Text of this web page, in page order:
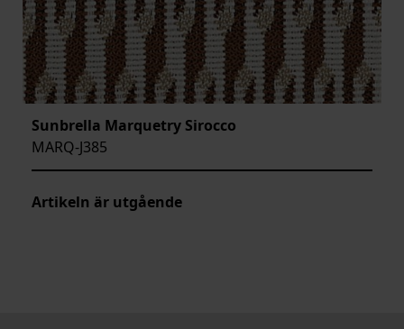
Sunbrella Marquetry Sirocco
MARQ-J385
Artikeln är utgående